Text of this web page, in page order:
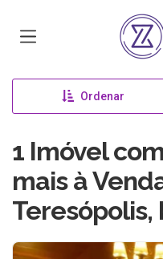
Ordenar
1 Imóvel
mais à
Teresópolis,